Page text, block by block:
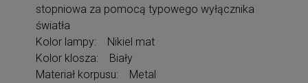
stopniowa za pomocą typowego wyłącznika
światła
Kolor lampy: Nikiel mat
Kolor klosza: Biały
Materiał korpusu: Metal